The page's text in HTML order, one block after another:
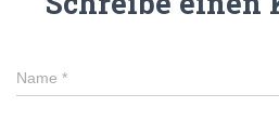
Name *